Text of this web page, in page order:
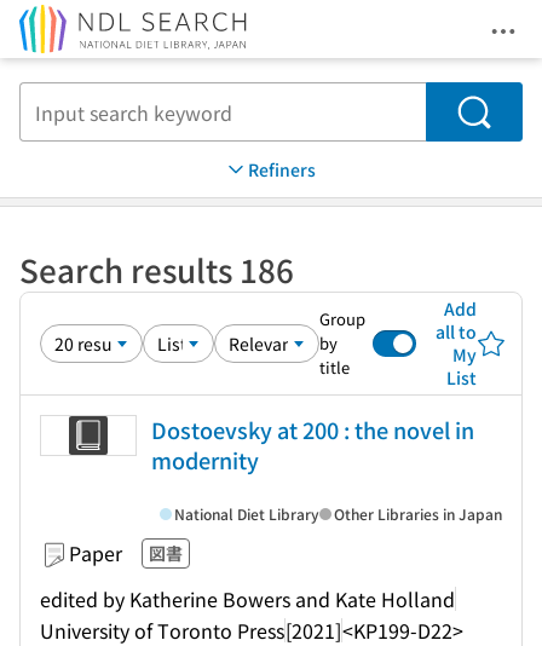
Search
Refiners
Search results 186
Group
by
title
Add
all to
My
List
Dostoevsky at 200 : the novel in
modernity
Paper 図書
edited by Katherine Bowers and Kate Holland
University of Toronto Press[2021]<KP199-D22>
National Diet Library Other Libraries in Japan